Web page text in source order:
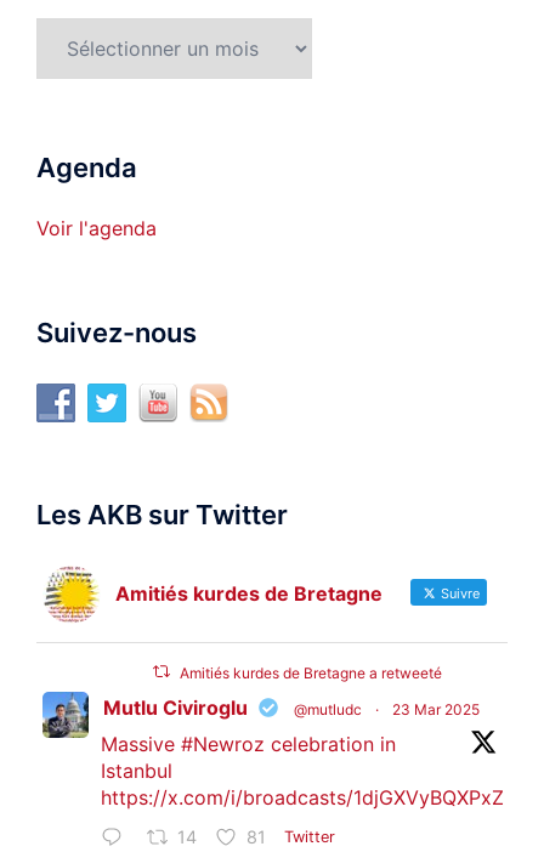
Agenda
Voir l'agenda
Suivez-nous
Les AKB sur Twitter
Amitiés kurdes de Bretagne Suivre
Amitiés kurdes de Bretagne a retweeté
Mutlu Civiroglu @mutludc · 23 Mar 2025
Massive #Newroz celebration in
Istanbul
https://x.com/i/broadcasts/1djGXVyBQXPxZ
14 81 Twitter